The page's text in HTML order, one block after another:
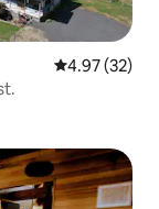
Calificación
4.97 (32)